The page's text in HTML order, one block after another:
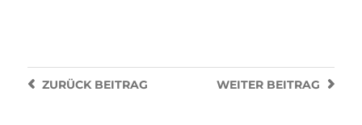
WEITER BEITRAG
ZURÜCKBEITRAG